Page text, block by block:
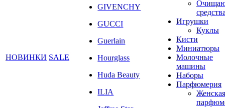
НОВИНКИ SALE
GIVENCHY
GUCCI
Guerlain
Hourglass
Huda Beauty
ILIA
Игрушки
Куклы
Кисти
Миниатюры
Молочные
машины
Наборы
Парфюмерия
Женская